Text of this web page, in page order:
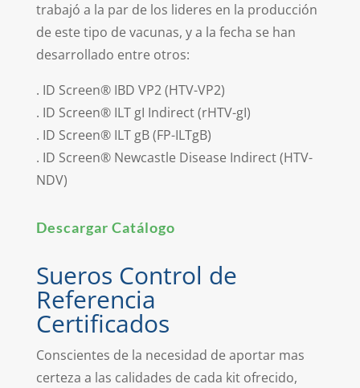
trabajó a la par de los lideres en la producción
de este tipo de vacunas, y a la fecha se han
desarrollado entre otros:
. ID Screen® IBD VP2 (HTV-VP2)
. ID Screen® ILT gI Indirect (rHTV-gI)
. ID Screen® ILT gB (FP-ILTgB)
. ID Screen® Newcastle Disease Indirect (HTV-
NDV)
Descargar Catálogo
Sueros Control de
Referencia
Certificados
Conscientes de la necesidad de aportar mas
certeza a las calidades de cada kit ofrecido,